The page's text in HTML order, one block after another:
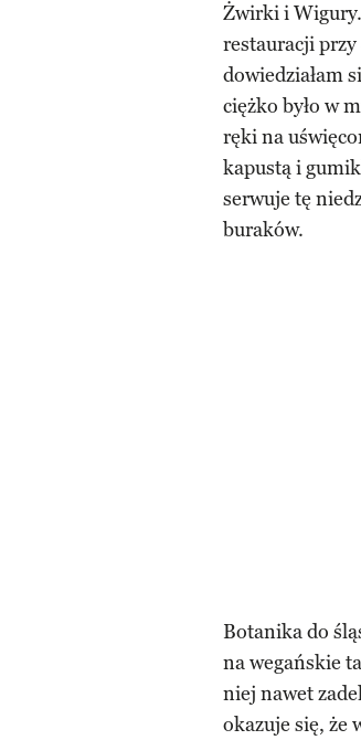
Żwirki i
restauracji przy
dowiedziałam
ciężko było w
ręki na
kapustą i
serwuje tę
buraków.
Botanika do
na wegańskie
niej nawet
okazuje się, że